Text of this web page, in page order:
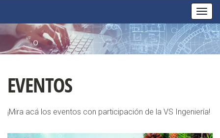
EVENTOS
¡Mira acá los eventos con participación de la VS Ingeniería!